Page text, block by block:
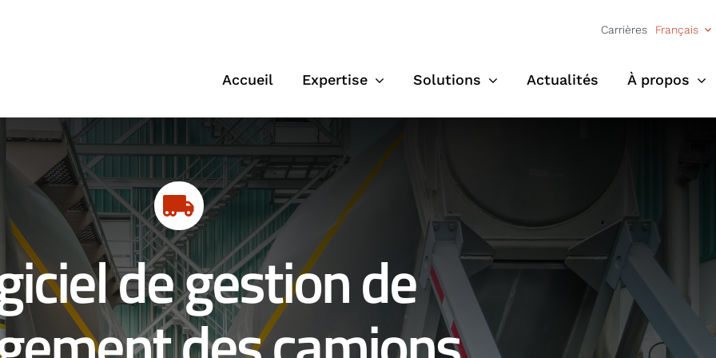
Carrières Français
Accueil Expertise Solutions Actualités À propos
de gestion de